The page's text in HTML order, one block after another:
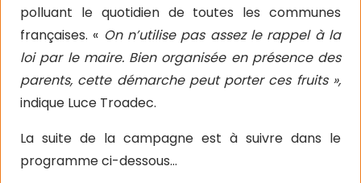
polluant le quotidien de toutes les communes
françaises. « On n’utilise pas assez le rappel à la
loi par le maire. Bien organisée en présence des
parents, cette démarche peut porter ces fruits »,
indique Luce Troadec.
La suite de la campagne est à suivre dans le
programme ci-dessous…